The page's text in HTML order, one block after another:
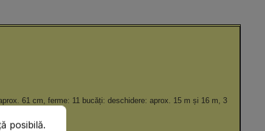
61 cm, ferme: 11 bucăți: deschidere: aprox. 15 m și 16 m, 3
Mai multe informații...
posibilă.